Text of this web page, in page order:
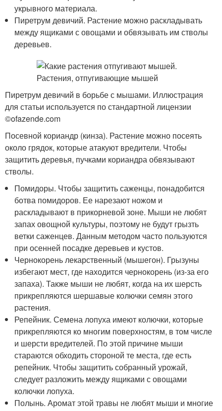
укрывного материала.
Пиретрум девичий. Растение можно раскладывать
между ящиками с овощами и обвязывать им стволы
деревьев.
Пиретрум девичий в борьбе с мышами. Иллюстрация
для статьи используется по стандартной лицензии
©ofazende.com
Посевной кориандр (кинза). Растение можно посеять
около грядок, которые атакуют вредители. Чтобы
защитить деревья, пучками кориандра обвязывают
стволы.
Помидоры. Чтобы защитить саженцы, понадобится
ботва помидоров. Ее нарезают ножом и
раскладывают в прикорневой зоне. Мыши не любят
запах овощной культуры, поэтому не будут грызть
ветки саженцев. Данным методом часто пользуются
при осенней посадке деревьев и кустов.
Чернокорень лекарственный (мышегон). Грызуны
избегают мест, где находится чернокорень (из-за его
запаха). Также мыши не любят, когда на их шерсть
прикрепляются шершавые колючки семян этого
растения.
Репейник. Семена лопуха имеют колючки, которые
прикрепляются ко многим поверхностям, в том числе
и шерсти вредителей. По этой причине мыши
стараются обходить стороной те места, где есть
репейник. Чтобы защитить собранный урожай,
следует разложить между ящиками с овощами
колючки лопуха.
Полынь. Аромат этой травы не любят мыши и многие